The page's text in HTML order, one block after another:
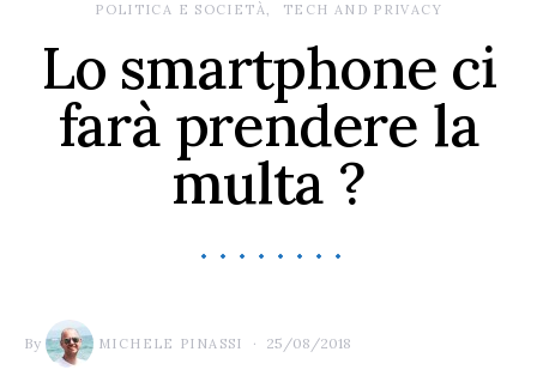
POLITICA E SOCIETÀ TECH AND PRIVACY
Lo smartphone ci
farà prendere la
multa ?
By MICHELE PINASSI 25/08/2018